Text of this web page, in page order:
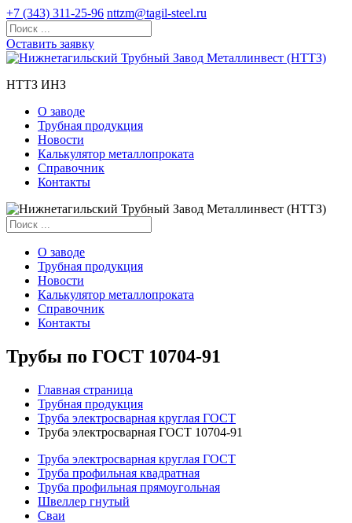
+7 (343) 311-25-96 nttzm@tagil-steel.ru
Оставить заявку
НТТЗ ИНЗ
О заводе
Трубная продукция
Новости
Калькулятор металлопроката
Справочник
Контакты
О заводе
Трубная продукция
Новости
Калькулятор металлопроката
Справочник
Контакты
Трубы по ГОСТ 10704-91
Главная страница
Трубная продукция
Труба электросварная круглая ГОСТ
Труба электросварная ГОСТ 10704-91
Труба электросварная круглая ГОСТ
Труба профильная квадратная
Труба профильная прямоугольная
Швеллер гнутый
Сваи